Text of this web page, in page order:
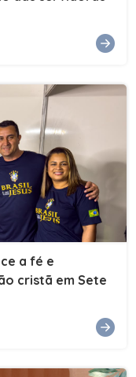
prestigiou os
de
melhor.
em educação
Barras."A
ao SESI,
da
à
e a todos
que esse
a vida de
a fé e
cristã em Sete